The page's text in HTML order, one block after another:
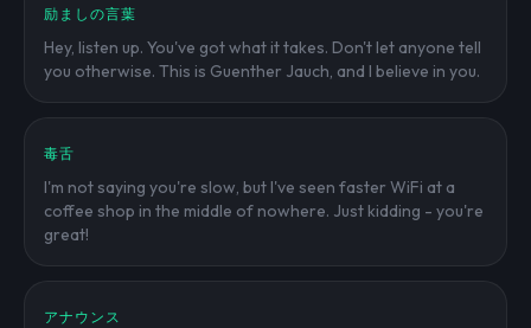
励ましの言葉
Hey, listen up. You've got what it takes. Don't let anyone tell
you otherwise. This is Guenther Jauch, and I believe in you.
毒舌
I'm not saying you're slow, but I've seen faster WiFi at a
coffee shop in the middle of nowhere. Just kidding - you're
great!
アナウンス